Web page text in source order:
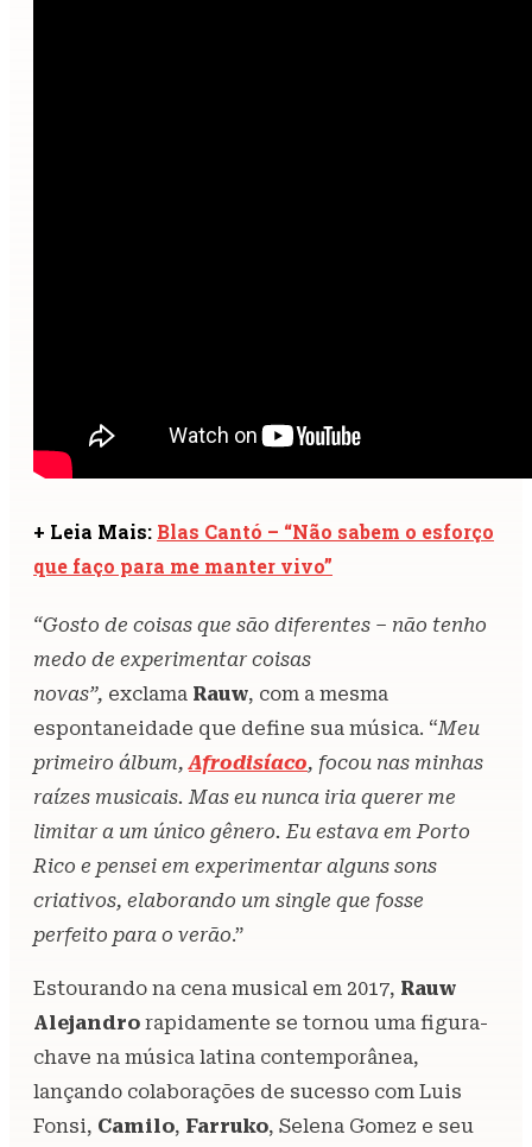
+ Leia Mais: Blas Cantó – “Não sabem o esforço
que faço para me manter vivo”
“Gosto de coisas que são diferentes – não tenho
medo de experimentar coisas
novas”, exclama Rauw, com a mesma
espontaneidade que define sua música. “Meu
primeiro álbum,Afrodisíaco, focou nas minhas
raízes musicais. Mas eu nunca iria querer me
limitar a um único gênero. Eu estava em Porto
Rico e pensei em experimentar alguns sons
criativos, elaborando um single que fosse
perfeito para o verão.”
Estourando na cena musical em 2017, Rauw
Alejandro rapidamente se tornou uma figura-
chave na música latina contemporânea,
lançando colaborações de sucesso com Luis
Fonsi, Camilo, Farruko, Selena Gomez e seu